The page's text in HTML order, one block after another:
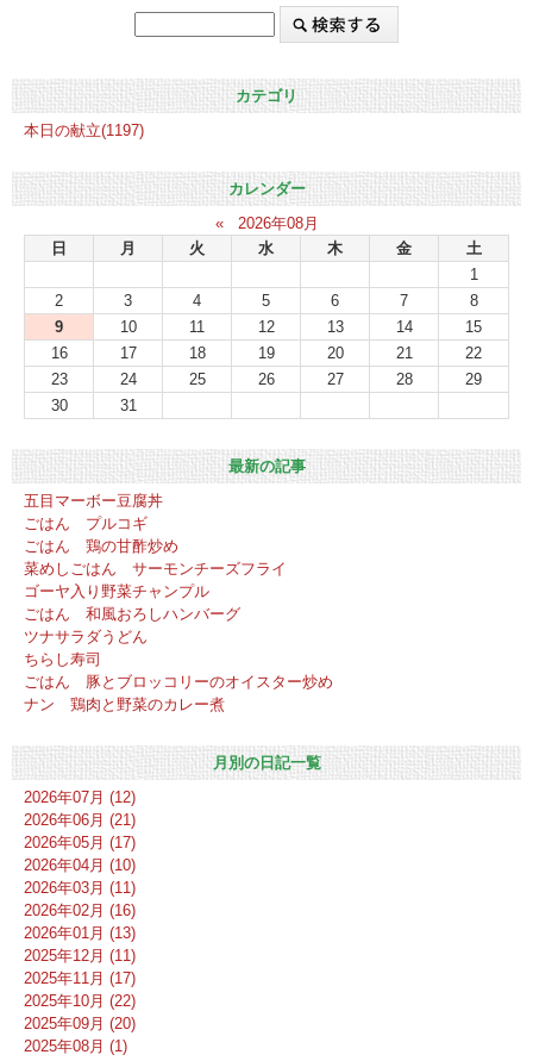
カテゴリ
本日の献立(1197)
カレンダー
«
2026年08月
日
月 火 水 木 金
土
1
2
3 4 5 6 7
8
9
10 11 12 13 14
15
16
17 18 19 20 21
22
23
24 25 26 27 28
29
30
31
最新の記事
五目マーボー豆腐丼
ごはん プルコギ
ごはん 鶏の甘酢炒め
菜めしごはん サーモンチーズフライ
ゴーヤ入り野菜チャンプル
ごはん 和風おろしハンバーグ
ツナサラダうどん
ちらし寿司
ごはん 豚とブロッコリーのオイスター炒め
ナン 鶏肉と野菜のカレー煮
月別の日記一覧
2026年07月 (12)
2026年06月 (21)
2026年05月 (17)
2026年04月 (10)
2026年03月 (11)
2026年02月 (16)
2026年01月 (13)
2025年12月 (11)
2025年11月 (17)
2025年10月 (22)
2025年09月 (20)
2025年08月 (1)